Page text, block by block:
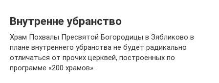
Внутренне убранство
Храм Похвалы Пресвятой Богородицы в Зябликово в
плане внутреннего убранства не будет радикально
отличаться от прочих церквей, построенных по
программе «200 храмов».